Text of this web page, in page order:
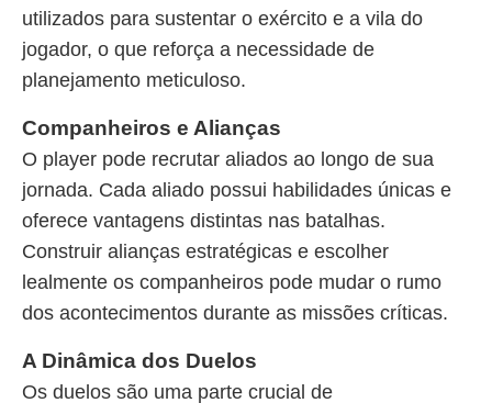
utilizados para sustentar o exército e a vila do
jogador, o que reforça a necessidade de
planejamento meticuloso.
Companheiros e Alianças
O player pode recrutar aliados ao longo de sua
jornada. Cada aliado possui habilidades únicas e
oferece vantagens distintas nas batalhas.
Construir alianças estratégicas e escolher
lealmente os companheiros pode mudar o rumo
dos acontecimentos durante as missões críticas.
A Dinâmica dos Duelos
Os duelos são uma parte crucial de